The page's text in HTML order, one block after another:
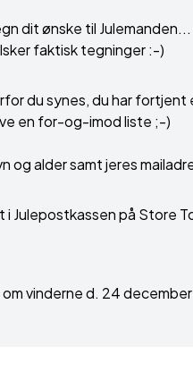
dit ønske til Julemanden...
faktisk tegninger :-)
du synes, du har fortjent
en for-og-imod liste ;-)
og alder samt jeres
Julepostkassen på Store
vinderne d. 24 december